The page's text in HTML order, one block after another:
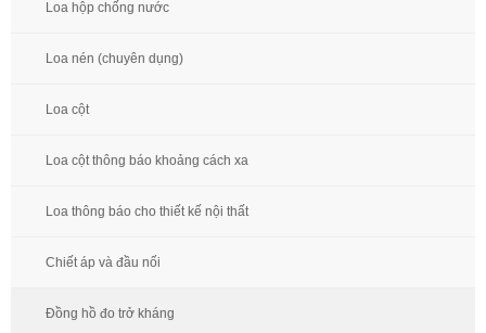
Loa hộp chống nước
Loa nén (chuyên dụng)
Loa cột
Loa cột thông báo khoảng cách xa
Loa thông báo cho thiết kế nội thất
Chiết áp và đầu nối
Đồng hồ đo trở kháng